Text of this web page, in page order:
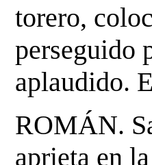
torero,
perseguido
aplaudido.
ROMÁN.
aprieta en